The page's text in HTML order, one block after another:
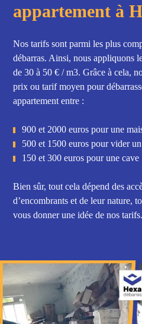
appartement à
Nos tarifs sont parmi les plus
débarras. Ainsi, nous appliquons
de 30 à 50 € / m3. Grâce à cela,
prix ou tarif moyen pour
appartement entre :
900 et 2000 euros pour une
500 et 1500 euros pour vider
150 et 300 euros pour une cave
Bien sûr, tout cela dépend des
d’encombrants et de leur nature,
vous donner une idée de nos tarifs.